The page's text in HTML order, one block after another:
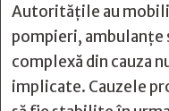
Autoritățile au
pompieri,
complexă din cauza
implicate. Cauzele